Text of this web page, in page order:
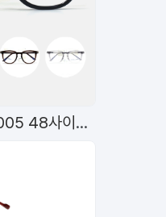
노보 안경 N81005 48사이즈 고품격 TR 안경